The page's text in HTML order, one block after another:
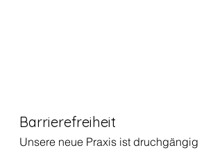
Barrierefreiheit
Unsere neue Praxis ist druchgängig